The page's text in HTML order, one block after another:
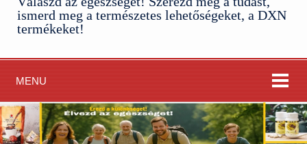
ismerd meg a természetes lehetőségeket, a DXN
termékeket!
MENU